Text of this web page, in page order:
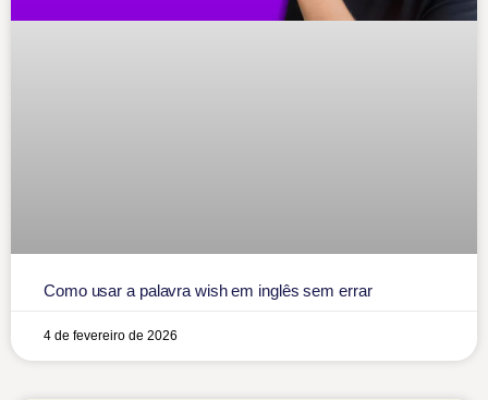
Como usar a palavra wish em inglês sem errar
4 de fevereiro de 2026